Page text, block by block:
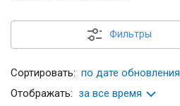
Фильтры
Сортировать: по дате обновления
Отображать: за все время